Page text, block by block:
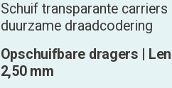
Schuif transparante
duurzame draadcodering
Opschuifbare dragers |
2,50 mm